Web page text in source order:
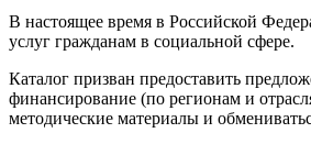
В настоящее время в Российской
услуг гражданам в социальной сфере.
Каталог призван предоставить
финансирование (по регионам и
методические материалы и